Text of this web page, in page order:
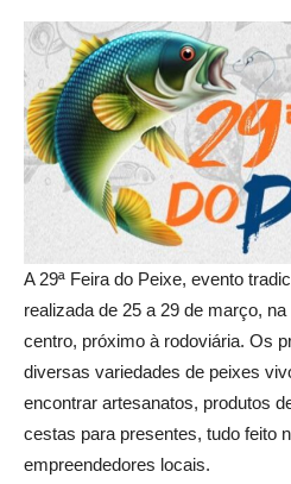
A 29ª Feira do Peixe, evento
realizada de 25 a 29 de março,
centro, próximo à rodoviária. Os
diversas variedades de peixes
encontrar artesanatos, produtos
cestas para presentes, tudo feito
empreendedores locais.